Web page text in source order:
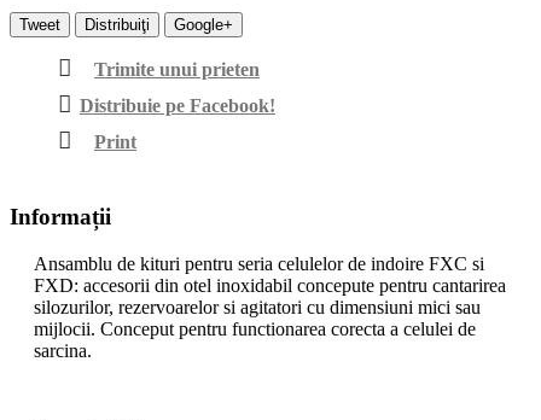
Tweet Distribuiţi Google+
Trimite unui prieten
Distribuie pe Facebook!
Print
Informații
Ansamblu de kituri pentru seria celulelor de indoire FXC si
FXD: accesorii din otel inoxidabil concepute pentru cantarirea
silozurilor, rezervoarelor si agitatori cu dimensiuni mici sau
mijlocii. Conceput pentru functionarea corecta a celulei de
sarcina.